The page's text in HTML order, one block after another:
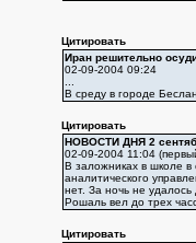
Цитировать
Иран решительно
02-09-2004 09:24
В среду в городе
Цитировать
НОВОСТИ ДНЯ 2
02-09-2004 11:04
В заложниках в школе
аналитического
нет. За ночь не
Рошаль вел до трех
Цитировать